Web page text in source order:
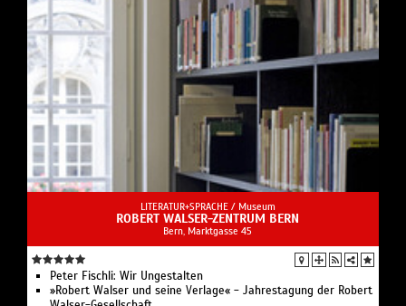
LITERATUR+SPRACHE / Museum
ROBERT WALSER-ZENTRUM BERN
Bern, Marktgasse 45
Peter Fischli: Wir Ungestalten
»Robert Walser und seine Verlage« - Jahrestagung der Robert